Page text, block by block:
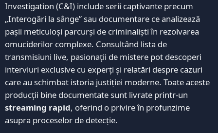
Investigation (C&I) include serii captivante precum
„Interogări la sânge” sau documentare ce analizează
pașii meticuloși parcurși de criminaliști în rezolvarea
omuciderilor complexe. Consultând lista de
transmisiuni live, pasionații de mistere pot descoperi
interviuri exclusive cu experți și relatări despre cazuri
care au schimbat istoria justiției moderne. Toate aceste
producții bine documentate sunt livrate printr-un
streaming rapid, oferind o privire în profunzime
asupra proceselor de detecție.